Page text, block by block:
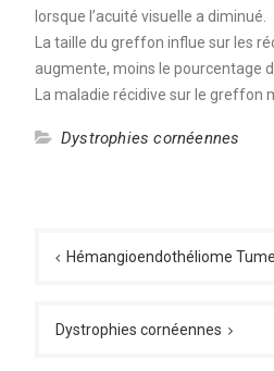
lorsque l’acuité visuelle a diminué.
La taille du greffon influe sur les
augmente, moins le pourcentage
La maladie récidive sur le greffon
Dystrophies cornéennes
de Hémangioendothéliome
Dystrophies cornéennes